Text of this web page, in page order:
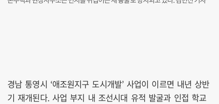
경남 통영시 ‘애조원지구 도시개발’ 사업이 이르면 내년 상반
기 재개된다. 사업 부지 내 조선시대 유적 발굴과 인접 학교